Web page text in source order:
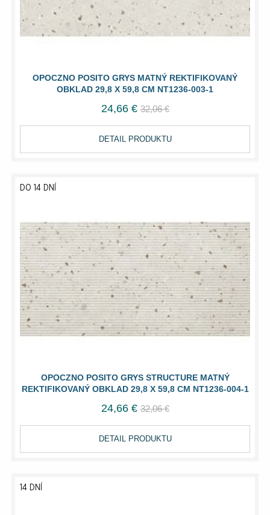
OPOCZNO POSITO GRYS MATNÝ REKTIFIKOVANÝ
OBKLAD 29,8 X 59,8 CM NT1236-003-1
24,66 € 32,06 €
DETAIL PRODUKTU
OPOCZNO POSITO GRYS STRUCTURE MATNÝ
REKTIFIKOVANÝ OBKLAD 29,8 X 59,8 CM NT1236-004-1
DO 14 DNÍ
24,66 € 32,06 €
DETAIL PRODUKTU
14 DNÍ